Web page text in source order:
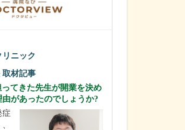
ニック
取材記事
てきた先生が開業を決め
があったのでしょうか?
症